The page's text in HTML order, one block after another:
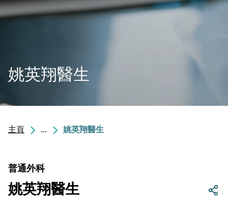
姚英翔醫生
主頁 ... 姚英翔醫生
普通外科
姚英翔醫生